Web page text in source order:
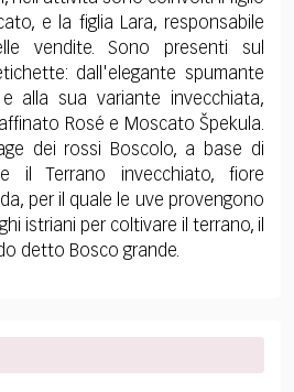
e la figlia Lara, responsabile
vendite. Sono presenti sul
dall'elegante spumante
alla sua variante invecchiata,
Rosé e Moscato Špekula.
dei rossi Boscolo, a base di
il Terrano invecchiato, fiore
per il quale le uve provengono
istriani per coltivare il terrano, il
detto Bosco grande.